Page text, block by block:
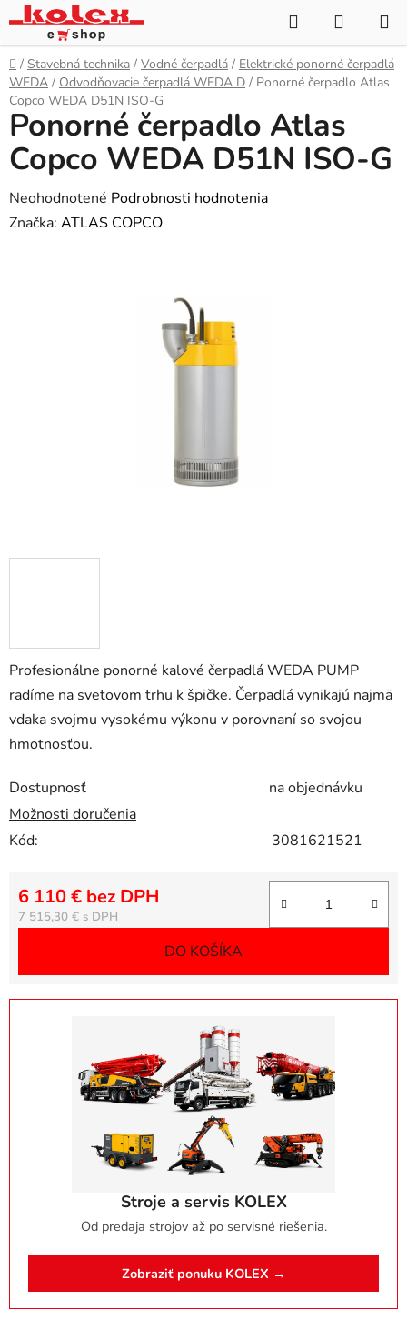
Prejsť
na
obsah
Hľadať
KOŠÍK
Domov
/ Stavebná technika / Vodné čerpadlá / Elektrické ponorné čerpadlá
WEDA / Odvodňovacie čerpadlá WEDA D / Ponorné čerpadlo Atlas
Copco WEDA D51N ISO-G
Profesionálne ponorné kalové čerpadlá WEDA PUMP
radíme na svetovom trhu k špičke. Čerpadlá vynikajú najmä
vďaka svojmu vysokému výkonu v porovnaní so svojou
hmotnosťou.
Dostupnosť
na objednávku
Možnosti doručenia
Kód:
3081621521
7 515,30 €
6 110 € bez DPH
DO KOŠÍKA
Stroje a servis KOLEX
Od predaja strojov až po servisné riešenia.
Zobraziť ponuku KOLEX →
Ponorné čerpadlo Atlas
Copco WEDA D51N ISO-G
Priemerné
hodnotenie
Neohodnotené Podrobnosti hodnotenia
Značka: ATLAS COPCO